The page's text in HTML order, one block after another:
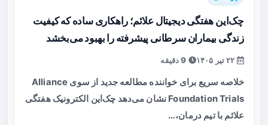
چک‌این هفتگی دیجیتال علائم؛ راهکاری ساده که کیفیت
زندگی بیماران سرطانی پیشرفته را بهبود می‌بخشد
خلاصه سریع برای خواننده مطالعه جدید از سوی Alliance
Foundation Trials نشان می‌دهد چک‌این الکترونیک هفتگی
علائم با تیم درمان،…